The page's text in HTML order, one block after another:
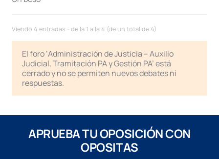
Viendo 4 entradas - de la 1 a la 4 (de un total de 4)
El foro ‘Administración de Justicia – Auxilio
Judicial, Tramitación PA y Gestión PA’ está
cerrado y no se permiten nuevos debates ni
respuestas.
APRUEBA TU OPOSICIÓN CON
OPOSITAS